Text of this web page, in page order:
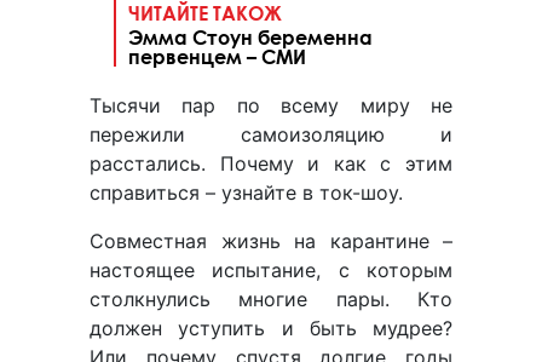
ЧИТАЙТЕ ТАКОЖ
Эмма Стоун беременна
первенцем – СМИ
Тысячи пар по всему миру не
пережили самоизоляцию и
расстались. Почему и как с этим
справиться – узнайте в ток-шоу.
Совместная жизнь на карантине –
настоящее испытание, с которым
столкнулись многие пары. Кто
должен уступить и быть мудрее?